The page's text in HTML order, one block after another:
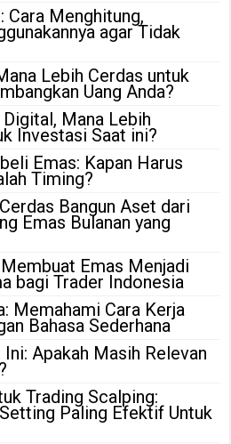
Menghitung,
agar Tidak
Lebih Cerdas untuk
Uang Anda?
Mana Lebih
Investasi Saat ini?
Emas: Kapan Harus
Timing?
Bangun Aset dari
Emas Bulanan yang
Emas Menjadi
bagi Trader Indonesia
Memahami Cara Kerja
Bahasa Sederhana
Apakah Masih Relevan
Trading Scalping:
Paling Efektif Untuk